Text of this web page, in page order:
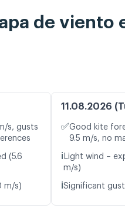
de viento
s, gusts
(5.6
m/s)
11.08.2026
✅Good kite
9.5 m/s, no
ℹ️ Light wind –
m/s)
ℹ️Significant